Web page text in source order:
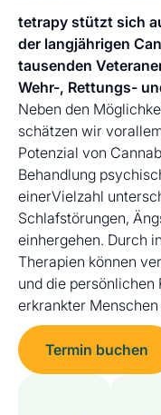
tetrapy stützt sich
der langjährigen
tausenden
Wehr-, Rettungs-
Neben den
schätzen wir
Potenzial von
Behandlung
einerVielzahl
Schlafstörungen,
einhergehen. Durch
Therapien können
und die persönlichen
erkrankter
Termin buchen